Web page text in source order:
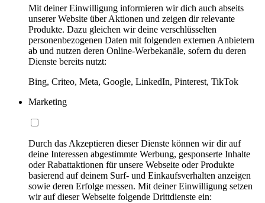
Mit deiner Einwilligung informieren wir dich auch abseits
unserer Website über Aktionen und zeigen dir relevante
Produkte. Dazu gleichen wir deine verschlüsselten
personenbezogenen Daten mit folgenden externen Anbietern
ab und nutzen deren Online-Werbekanäle, sofern du deren
Dienste bereits nutzt:
Bing, Criteo, Meta, Google, LinkedIn, Pinterest, TikTok
Marketing
Durch das Akzeptieren dieser Dienste können wir dir auf
deine Interessen abgestimmte Werbung, gesponserte Inhalte
oder Rabattaktionen für unsere Webseite oder Produkte
basierend auf deinem Surf- und Einkaufsverhalten anzeigen
sowie deren Erfolge messen. Mit deiner Einwilligung setzen
wir auf dieser Webseite folgende Drittdienste ein: